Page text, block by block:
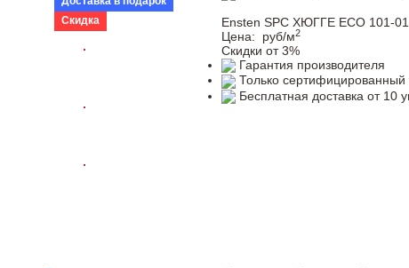
Скидка
Ensten SPC ХЮГГЕ ECO 101-
Цена:
руб/м2
Скидки от 3%
Гарантия производителя
Только сертифицированный
Бесплатная доставка от 10